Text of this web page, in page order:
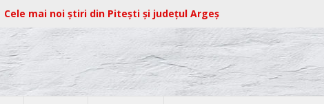
Cele mai noi știri din Pitești și județul Argeș